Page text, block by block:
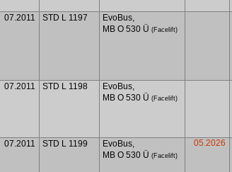
07.2011 STD L 1197
EvoBus,
MB O 530 Ü(Facelift)
07.2011 STD L 1198
EvoBus,
MB O 530 Ü(Facelift)
07.2011 STD L 1199
EvoBus,
MB O 530 Ü(Facelift)
05.2026